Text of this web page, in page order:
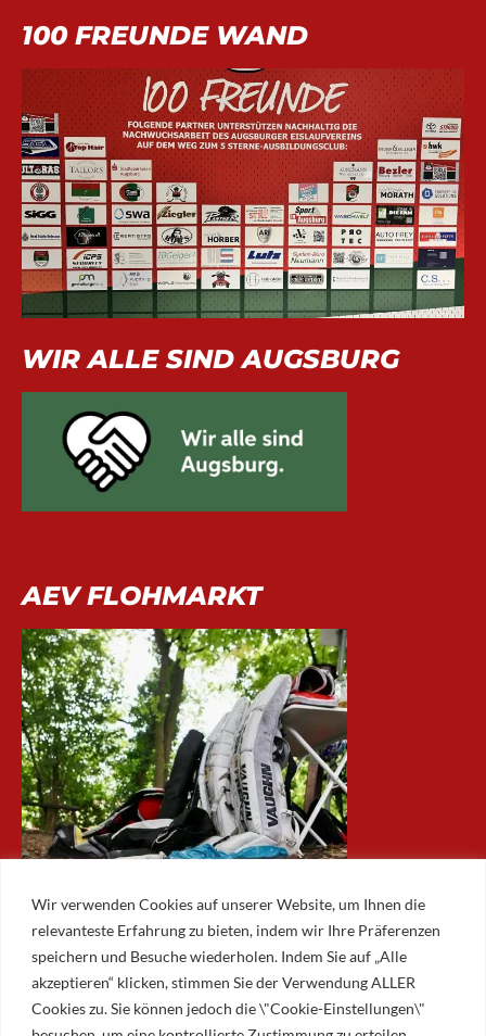
Wir verwenden Cookies auf unserer Website, um Ihnen die
relevanteste Erfahrung zu bieten, indem wir Ihre Präferenzen
speichern und Besuche wiederholen. Indem Sie auf „Alle
akzeptieren“ klicken, stimmen Sie der Verwendung ALLER
Cookies zu. Sie können jedoch die \"Cookie-Einstellungen\"
100 FREUNDE WAND
WIR ALLE SIND AUGSBURG
AEV FLOHMARKT
ARCHIV